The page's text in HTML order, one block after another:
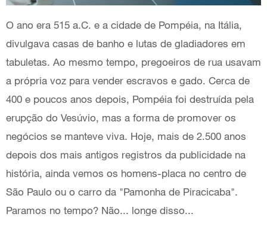
O ano era 515 a.C. e a cidade de Pompéia, na Itália,
divulgava casas de banho e lutas de gladiadores em
tabuletas. Ao mesmo tempo, pregoeiros de rua usavam
a própria voz para vender escravos e gado. Cerca de
400 e poucos anos depois, Pompéia foi destruída pela
erupção do Vesúvio, mas a forma de promover os
negócios se manteve viva. Hoje, mais de 2.500 anos
depois dos mais antigos registros da publicidade na
história, ainda vemos os homens-placa no centro de
São Paulo ou o carro da "Pamonha de Piracicaba".
Paramos no tempo? Não... longe disso...